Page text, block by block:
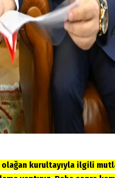
olağan kurultayıyla ilgili